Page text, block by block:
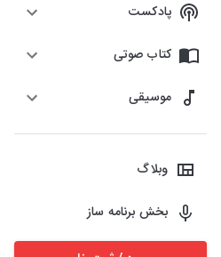
پادکست
کتاب صوتی
موسیقی
وبلاگ
بخش برنامه ساز